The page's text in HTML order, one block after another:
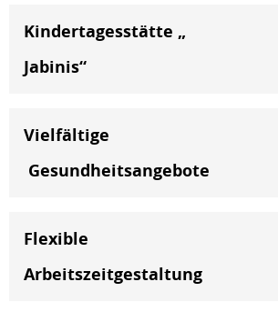
Kindertagesstätte „
Jabinis“
Vielfältige
Gesundheitsangebote
Flexible
Arbeitszeitgestaltung